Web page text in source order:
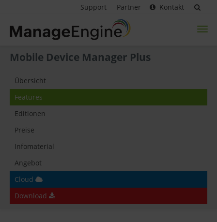
Support Partner Kontakt
Mobile Device Manager Plus
Übersicht
Features
Editionen
Preise
Infomaterial
Angebot
Cloud
Download